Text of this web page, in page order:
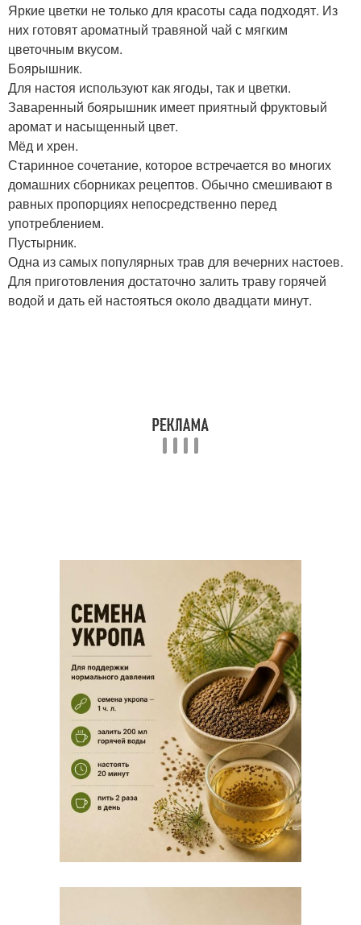
Яркие цветки не только для красоты сада подходят. Из
них готовят ароматный травяной чай с мягким
цветочным вкусом.
Боярышник.
Для настоя используют как ягоды, так и цветки.
Заваренный боярышник имеет приятный фруктовый
аромат и насыщенный цвет.
Мёд и хрен.
Старинное сочетание, которое встречается во многих
домашних сборниках рецептов. Обычно смешивают в
равных пропорциях непосредственно перед
употреблением.
Пустырник.
Одна из самых популярных трав для вечерних настоев.
Для приготовления достаточно залить траву горячей
водой и дать ей настояться около двадцати минут.